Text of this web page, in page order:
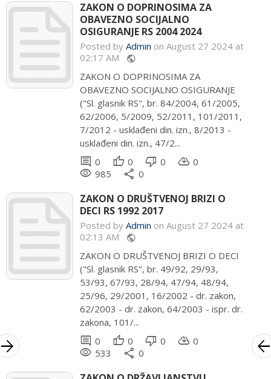
ZAKON O DOPRINOSIMA ZA
OBAVEZNO SOCIJALNO
OSIGURANJE RS 2004 2024
Posted by Admin on August 27 2024 at
02:17 AM public
ZAKON O DOPRINOSIMA ZA
OBAVEZNO SOCIJALNO OSIGURANJE
("Sl. glasnik RS", br. 84/2004, 61/2005,
62/2006, 5/2009, 52/2011, 101/2011,
7/2012 - usklađeni din. izn., 8/2013 -
usklađeni din. izn., 47/2...
comment 0 thumb_up 0 thumb_down 0 cloud_download 0
remove_red_eye 985 share 0
ZAKON O DRUŠTVENOJ BRIZI O
DECI RS 1992 2017
Posted by Admin on August 27 2024 at
02:13 AM public
ZAKON O DRUŠTVENOJ BRIZI O DECI
("Sl. glasnik RS", br. 49/92, 29/93,
53/93, 67/93, 28/94, 47/94, 48/94,
25/96, 29/2001, 16/2002 - dr. zakon,
62/2003 - dr. zakon, 64/2003 - ispr. dr.
zakona, 101/...
comment 0 thumb_up 0 thumb_down 0 cloud_download 0
remove_red_eye 533 share 0